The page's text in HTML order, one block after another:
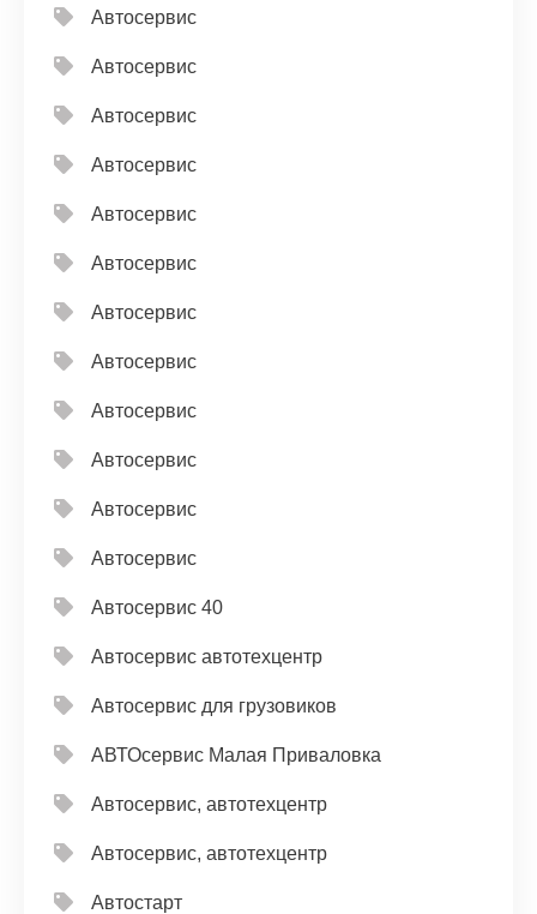
Автосервис
Автосервис
Автосервис
Автосервис
Автосервис
Автосервис
Автосервис
Автосервис
Автосервис
Автосервис
Автосервис
Автосервис
Автосервис 40
Автосервис автотехцентр
Автосервис для грузовиков
АВТОсервис Малая Приваловка
Автосервис, автотехцентр
Автосервис, автотехцентр
Автостарт